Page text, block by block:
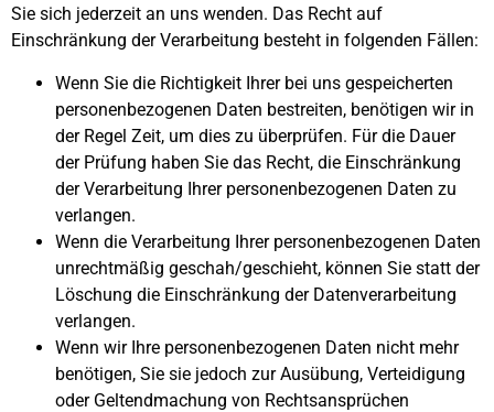
Sie sich jederzeit an uns wenden. Das Recht auf
Einschränkung der Verarbeitung besteht in folgenden Fällen:
Wenn Sie die Richtigkeit Ihrer bei uns gespeicherten
personenbezogenen Daten bestreiten, benötigen wir in
der Regel Zeit, um dies zu überprüfen. Für die Dauer
der Prüfung haben Sie das Recht, die Einschränkung
der Verarbeitung Ihrer personenbezogenen Daten zu
verlangen.
Wenn die Verarbeitung Ihrer personenbezogenen Daten
unrechtmäßig geschah/geschieht, können Sie statt der
Löschung die Einschränkung der Datenverarbeitung
verlangen.
Wenn wir Ihre personenbezogenen Daten nicht mehr
benötigen, Sie sie jedoch zur Ausübung, Verteidigung
oder Geltendmachung von Rechtsansprüchen